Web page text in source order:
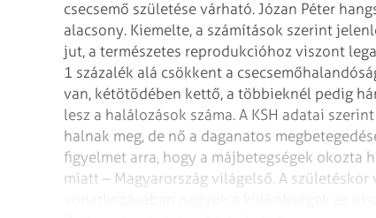
csecsemő születése várható. Józan Péter
alacsony. Kiemelte, a számítások szerint
jut, a természetes reprodukcióhoz viszont
1 százalék alá csökkent a
van, kétötödében kettő, a többieknél pedig
lesz a halálozások száma. A KSH adatai
halnak meg, de nő a daganatos
figyelmet arra, hogy a májbetegségek okozta
miatt – Magyarország világelső. A